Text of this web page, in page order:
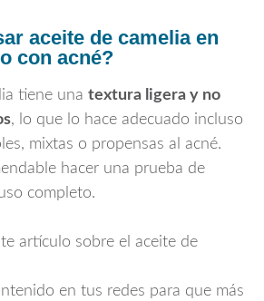
aceite de camelia en
con acné?
tiene una textura ligera y no
, lo que lo hace adecuado incluso
mixtas o propensas al acné.
hacer una prueba de
completo.
artículo sobre el aceite de
en tus redes para que más